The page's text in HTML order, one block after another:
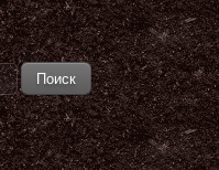
Поиск